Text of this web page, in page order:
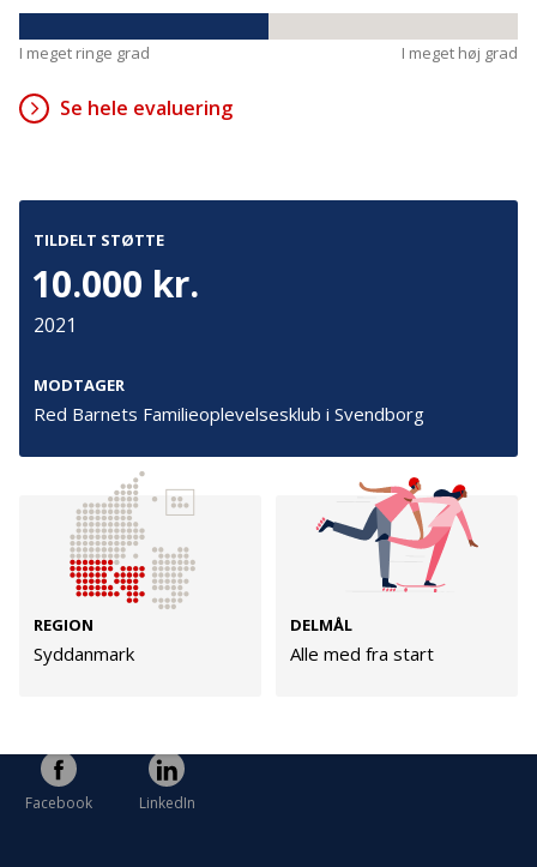
I meget ringe grad I meget høj grad
Se hele evaluering
TILDELT STØTTE
10.000 kr.
2021
MODTAGER
Red Barnets Familieoplevelsesklub i Svendborg
REGION
Syddanmark
DELMÅL
Alle med fra start
info@trygfonden.dk
T:45 26 08 26
Vis vej hertil
Fakturering
Kontakt os
Persondata
Vilkår
Følg os
TryghedsGruppen
Facebook
Facebook LinkedIn